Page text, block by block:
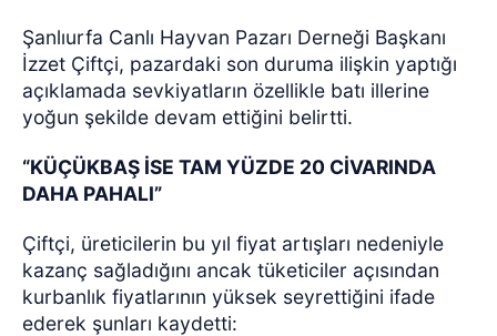
Şanlıurfa Canlı Hayvan Pazarı Derneği Başkanı
İzzet Çiftçi, pazardaki son duruma ilişkin yaptığı
açıklamada sevkiyatların özellikle batı illerine
yoğun şekilde devam ettiğini belirtti.
“KÜÇÜKBAŞ İSE TAM YÜZDE 20 CİVARINDA
DAHA PAHALI”
Çiftçi, üreticilerin bu yıl fiyat artışları nedeniyle
kazanç sağladığını ancak tüketiciler açısından
kurbanlık fiyatlarının yüksek seyrettiğini ifade
ederek şunları kaydetti: